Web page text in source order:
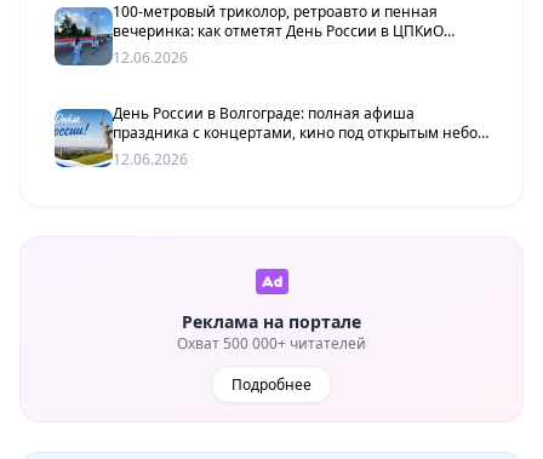
100-метровый триколор, ретроавто и пенная
вечеринка: как отметят День России в ЦПКиО
Волгограда
12.06.2026
День России в Волгограде: полная афиша
праздника с концертами, кино под открытым небом
и 100-метровым флагом
12.06.2026
Реклама на портале
Охват 500 000+ читателей
Подробнее